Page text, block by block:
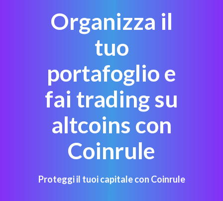
Organizza il
tuo
portafoglio e
fai trading su
altcoins con
Coinrule
Proteggi il tuoi capitale con Coinrule